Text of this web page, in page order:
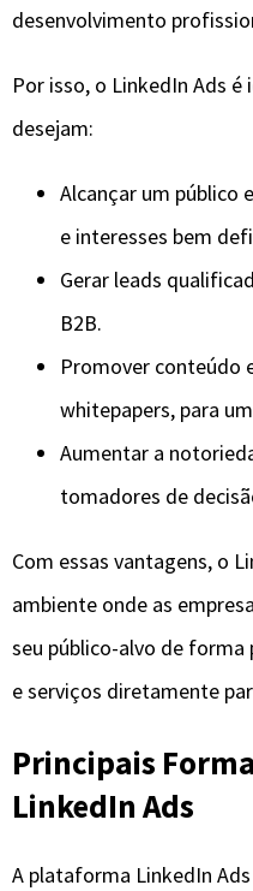
desenvolvimento
Por isso, o LinkedIn Ads é
desejam:
Alcançar um público
e interesses bem
Gerar leads
B2B.
Promover conteúdo
whitepapers, para
Aumentar a
tomadores de
Com essas vantagens, o
ambiente onde as
seu público-alvo de
e serviços diretamente
Principais
LinkedIn Ads
A plataforma LinkedIn